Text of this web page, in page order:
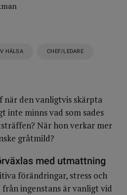
HÄLSA CHEF/LEDARE
när den vanligtvis skärpta
inte minns vad som sades
När hon verkar mer
gråtmild?
med utmattning
förändringar, stress och
ingenstans är vanligt vid